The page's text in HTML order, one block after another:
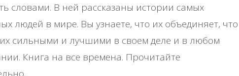
словами. В ней рассказаны истории самых
людей в мире. Вы узнаете, что их объединяет, что
сильными и лучшими в своем деле и в любом
Книга на все времена. Прочитайте